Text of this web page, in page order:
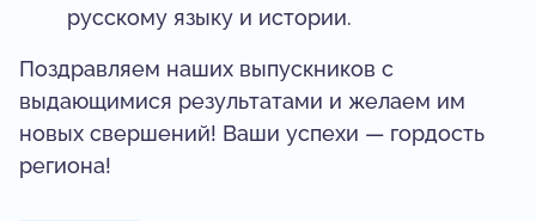
русскому языку и истории.
Поздравляем наших выпускников с
выдающимися результатами и желаем им
новых свершений! Ваши успехи — гордость
региона!